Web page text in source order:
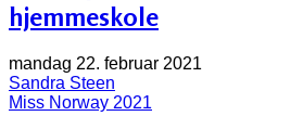
hjemmeskole
mandag 22. februar 2021
Sandra Steen
Miss Norway 2021